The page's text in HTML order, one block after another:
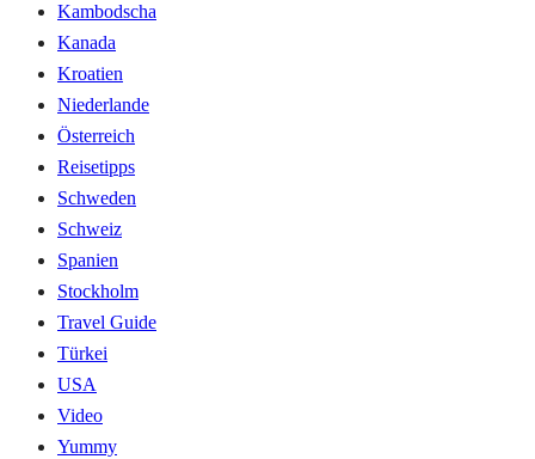
Kambodscha
Kanada
Kroatien
Niederlande
Österreich
Reisetipps
Schweden
Schweiz
Spanien
Stockholm
Travel Guide
Türkei
USA
Video
Yummy